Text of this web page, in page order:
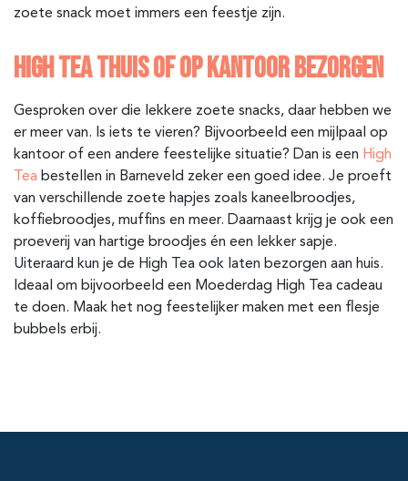
zoete snack moet immers een feestje zijn.
HIGH TEA THUIS OF OP KANTOOR BEZORGEN
Gesproken over die lekkere zoete snacks, daar hebben we
er meer van. Is iets te vieren? Bijvoorbeeld een mijlpaal op
kantoor of een andere feestelijke situatie? Dan is een High
Tea bestellen in Barneveld zeker een goed idee. Je proeft
van verschillende zoete hapjes zoals kaneelbroodjes,
koffiebroodjes, muffins en meer. Daarnaast krijg je ook een
proeverij van hartige broodjes én een lekker sapje.
Uiteraard kun je de High Tea ook laten bezorgen aan huis.
Ideaal om bijvoorbeeld een Moederdag High Tea cadeau
te doen. Maak het nog feestelijker maken met een flesje
bubbels erbij.